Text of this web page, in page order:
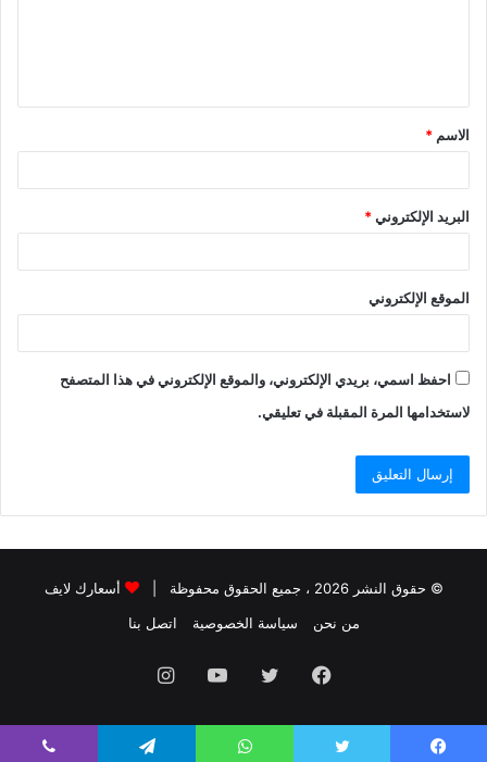
الاسم *
البريد الإلكتروني*
الموقع الإلكتروني
احفظ اسمي، بريدي الإلكتروني، والموقع الإلكتروني في هذا المتصفح
لاستخدامها المرة المقبلة في تعليقي.
© حقوق النشر 2026 ، جميع الحقوق محفوظة |
أسعارك لايف
من نحن
سياسة الخصوصية اتصل بنا
فيسبوك تويتر يوتيوبانستقرام